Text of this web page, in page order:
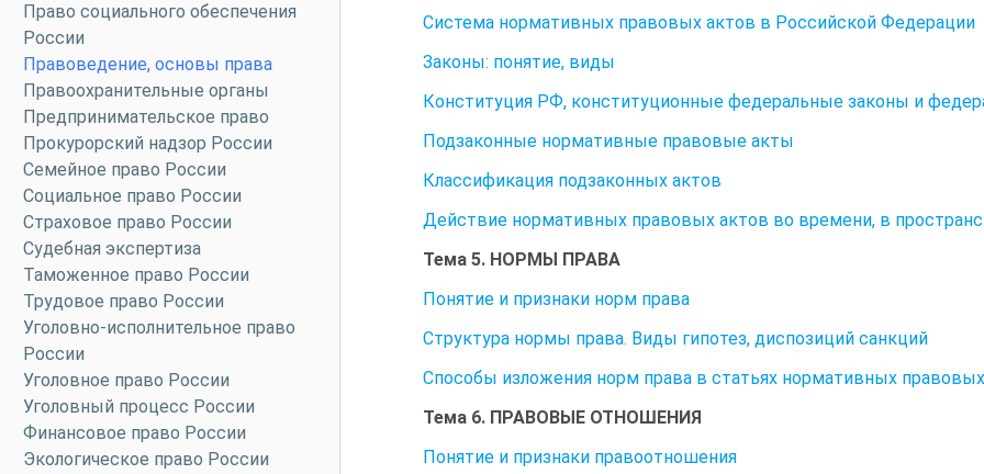
Право социального обеспечения
России
Правоведение, основы права
Правоохранительные органы
Предпринимательское право
Прокурорский надзор России
Семейное право России
Социальное право России
Страховое право России
Судебная экспертиза
Таможенное право России
Трудовое право России
Уголовно-исполнительное право
России
Уголовное право России
Уголовный процесс России
Финансовое право России
Экологическое право России
Система нормативных правовых актов в Российской Федерации
Законы: понятие, виды
Конституция РФ, конституционные федеральные законы и
Подзаконные нормативные правовые акты
Классификация подзаконных актов
Действие нормативных правовых актов во времени, в
Тема 5. НОРМЫ ПРАВА
Понятие и признаки норм права
Структура нормы права. Виды гипотез, диспозиций санкций
Способы изложения норм права в статьях нормативных
Тема 6. ПРАВОВЫЕ ОТНОШЕНИЯ
Понятие и признаки правоотношения